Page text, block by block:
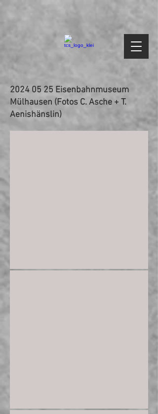
2024 05 25 Eisenbahnmuseum
Mülhausen (Fotos C. Asche + T.
Aenishänslin)